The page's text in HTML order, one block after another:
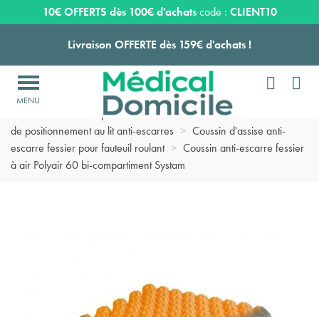
Matériel pour chambre de malade domicile
de positionnement au lit anti-escarres > Coussin d'assise anti-
escarre fessier pour fauteuil roulant > Coussin anti-escarre fessier
à air Polyair 60 bi-compartiment Systam
10€ OFFERTS dès 100€ d'achatscode : CLIENT10
Livraison OFFERTE dès 159€ d'achats !
Payez en 3 ou 4 fois SANS FRAIS à partir de 100
Expédition sous 24 à 48 heures ouvrées*
Livraison OFFERTE dès 159€ d'achats !

